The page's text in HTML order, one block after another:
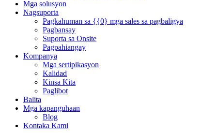
Mga solusyon
Nagsuporta
Pagkahuman sa {{0} mga sales sa pagbaligya
Pagbansay
Suporta sa Onsite
Pagpahiangay
Kompanya
Mga sertipikasyon
Kalidad
Kinsa Kita
Paglibot
Balita
Mga kapanguhaan
Blog
Kontaka Kami